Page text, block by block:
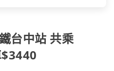
台中站 共乘